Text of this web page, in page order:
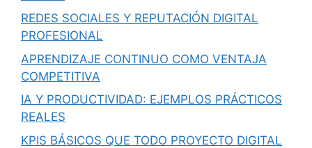
REDES SOCIALES Y REPUTACIÓN DIGITAL
PROFESIONAL
APRENDIZAJE CONTINUO COMO VENTAJA
COMPETITIVA
IA Y PRODUCTIVIDAD: EJEMPLOS PRÁCTICOS
REALES
KPIS BÁSICOS QUE TODO PROYECTO DIGITAL